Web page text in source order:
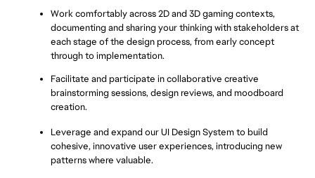
Work comfortably across 2D and 3D gaming contexts,
documenting and sharing your thinking with stakeholders at
each stage of the design process, from early concept
through to implementation.
Facilitate and participate in collaborative creative
brainstorming sessions, design reviews, and moodboard
creation.
Leverage and expand our UI Design System to build
cohesive, innovative user experiences, introducing new
patterns where valuable.